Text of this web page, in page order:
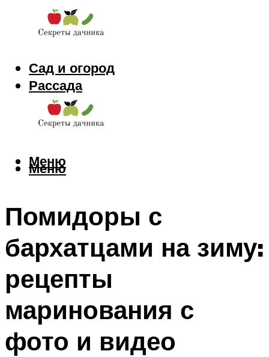
Сад и огород
Рассада
Цветы
Заготовки
Меню
Меню
Помидоры с
бархатцами на зиму:
рецепты
маринования с
фото и видео